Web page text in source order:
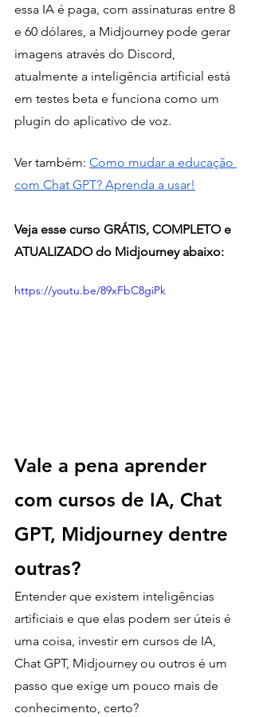
essa IA é paga, com assinaturas entre 8
e 60 dólares, a Midjourney pode gerar
imagens através do Discord,
atualmente a inteligência artificial está
em testes beta e funciona como um
plugin do aplicativo de voz.
Ver também: Como mudar a educação
com Chat GPT? Aprenda a usar!
Veja esse curso GRÁTIS, COMPLETO e
ATUALIZADO do Midjourney abaixo:
https://youtu.be/89xFbC8giPk
Vale a pena aprender
com cursos de IA, Chat
GPT, Midjourney dentre
outras?
Entender que existem inteligências
artificiais e que elas podem ser úteis é
uma coisa, investir em cursos de IA,
Chat GPT, Midjourney ou outros é um
passo que exige um pouco mais de
conhecimento, certo?